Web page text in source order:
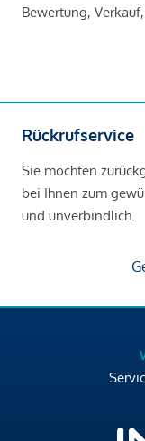
Bewertung,
Rückrufservice
Sie möchten
bei Ihnen zum
und unverbindlich.